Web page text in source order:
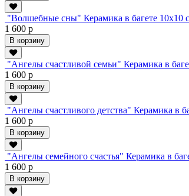
"Волшебные сны" Керамика в багете 10х10
1 600 р
В корзину
"Ангелы счастливой семьи" Керамика в
1 600 р
В корзину
"Ангелы счастливого детства" Керамика в
1 600 р
В корзину
"Ангелы семейного счастья" Керамика в
1 600 р
В корзину